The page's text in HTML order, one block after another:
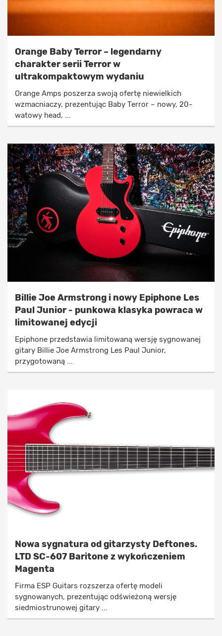
Orange Baby Terror – legendarny
charakter serii Terror w
ultrakompaktowym wydaniu
Orange Amps poszerza swoją ofertę niewielkich
wzmacniaczy, prezentując Baby Terror – nowy, 20-
watowy head, ...
Billie Joe Armstrong i nowy Epiphone Les
Paul Junior - punkowa klasyka powraca w
limitowanej edycji
Epiphone przedstawia limitowaną wersję sygnowanej
gitary Billie Joe Armstrong Les Paul Junior,
przygotowaną ...
Nowa sygnatura od gitarzysty Deftones.
LTD SC-607 Baritone z wykończeniem
Magenta
Firma ESP Guitars rozszerza ofertę modeli
sygnowanych, prezentując odświeżoną wersję
siedmiostrunowej gitary ...